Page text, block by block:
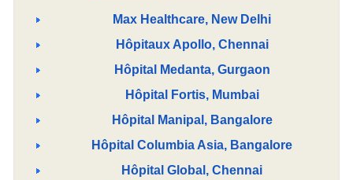
Max Healthcare, New Delhi
Hôpitaux Apollo, Chennai
Hôpital Medanta, Gurgaon
Hôpital Fortis, Mumbai
Hôpital Manipal, Bangalore
Hôpital Columbia Asia, Bangalore
Hôpital Global, Chennai